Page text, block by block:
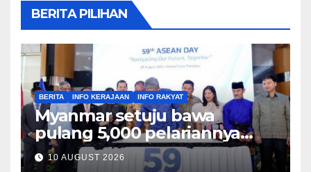
BERITA PILIHAN
BERITA INFO KERAJAAN INFO RAKYAT
Myanmar setuju bawa
pulang 5,000 pelariannya
naik kapal – Mohamad
10 AUGUST 2026